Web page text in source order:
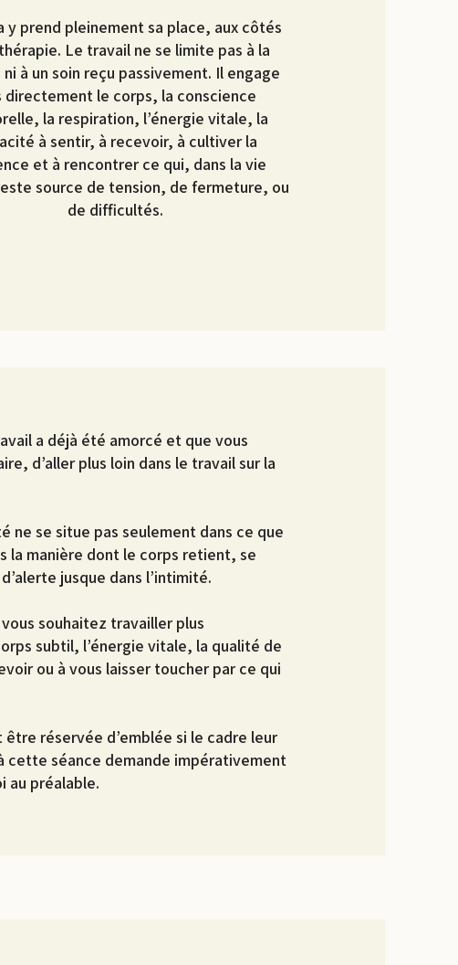
y prend pleinement sa place, aux côtés
Le travail ne se limite pas à la
à un soin reçu passivement. Il engage
directement le corps, la conscience
la respiration, l’énergie vitale, la
à sentir, à recevoir, à cultiver la
et à rencontrer ce qui, dans la vie
source de tension, de fermeture, ou
de difficultés.
a déjà été amorcé et que vous
d’aller plus loin dans le travail sur la
ne se situe pas seulement dans ce que
la manière dont le corps retient, se
jusque dans l’intimité.
souhaitez travailler plus
subtil, l’énergie vitale, la qualité de
ou à vous laisser toucher par ce qui
réservée d’emblée si le cadre leur
cette séance demande impérativement
au préalable.